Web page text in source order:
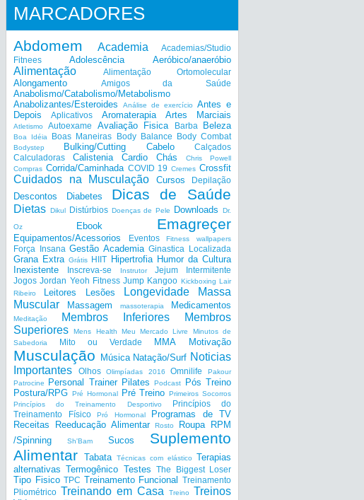
MARCADORES
Abdomem Academia
Academias/Studio
Fitnees
Adolescência Aeróbico/anaeróbio
Alimentação Alimentação Ortomolecular
Alongamento Amigos da Saúde
Anabolismo/Catabolismo/Metabolismo
Anabolizantes/Esteroides
Análise de exercício
Antes e
Depois
Aplicativos Aromaterapia Artes Marciais
Atletismo Autoexame Avaliação Fisica Barba Beleza
Boa Idéia Boas Maneiras Body Balance Body Combat
Bodystep Bulking/Cutting Cabelo
Calçados
Calculadoras
Calistenia Cardio Chás
Chris Powell
Compras Corrida/Caminhada COVID 19 Cremes Crossfit
Cuidados na Musculação Cursos Depilação
Descontos Diabetes Dicas de Saúde
Dietas Dikul Distúrbios Doenças de Pele Downloads Dr.
Oz Ebook Emagreçer
Equipamentos/Acessorios Eventos Fitness wallpapers
Força Insana Gestão Academia Ginastica Localizada
Grana Extra Grátis HIIT Hipertrofia Humor da Cultura
Inexistente
Inscreva-se Instrutor
Jejum Intermitente
Jogos Jordan Yeoh Fitness Jump Kangoo Kickboxing Lair
Ribeiro
Leitores Lesões Longevidade
Massa
Muscular
Massagem massoterapia Medicamentos
Meditação Membros Inferiores
Membros
Superiores
Mens Health Meu Mercado Livre
Minutos de
Sabedoria
Mito ou Verdade MMA Motivação
Musculação Música Natação/Surf Noticias
Importantes
Olhos Olimpíadas 2016 Omnilife
Pakour
Patrocine
Personal Trainer Pilates Podcast
Pós Treino
Postura/RPG Pré Hormonal Pré Treino Primeiros Socorros
Princípios do Treinamento Desportivo
Princípios do
Treinamento Físico
Pró Hormonal
Programas de TV
Receitas
Reeducação Alimentar Rosto Roupa
RPM
/Spinning
Sh'Bam Sucos
Suplemento
Alimentar Tabata Técnicas com elástico
Terapias
alternativas Termogênico Testes The Biggest Loser
Tipo Fisico TPC Treinamento Funcional
Treinamento
Pliométrico Treinando em Casa Treino Treinos